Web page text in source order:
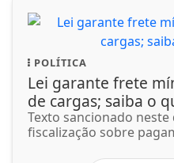
POLÍTICA
Lei garante frete
de cargas; saiba o
Texto sancionado
fiscalização sobre